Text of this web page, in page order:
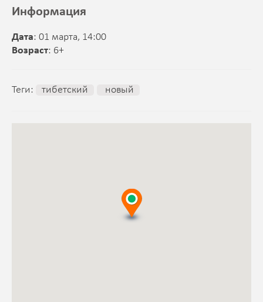
Информация
Дата: 01 марта, 14:00
Возраст: 6+
Теги: тибетский новый